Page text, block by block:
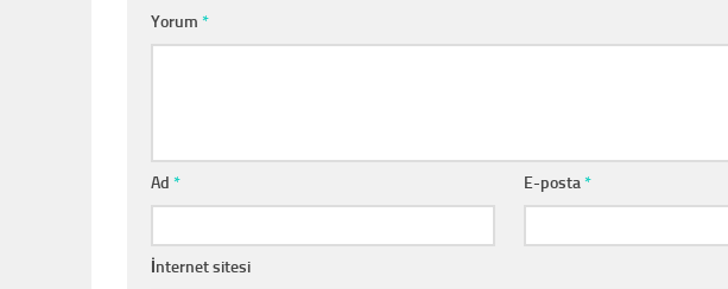
Yorum *
Ad * E-posta*
İnternet sitesi